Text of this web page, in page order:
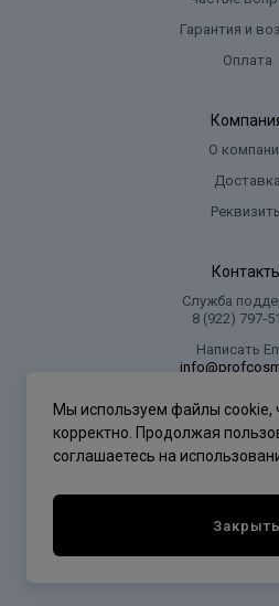
Гарантия и
Оплата
О
Доставка
Служба
8 (922)
Написать
Адрес
г. Сургут, ул. Иосифа
Политика
Мы используем файлы cookie,
корректно. Продолжая
соглашаетесь на
Закрыть